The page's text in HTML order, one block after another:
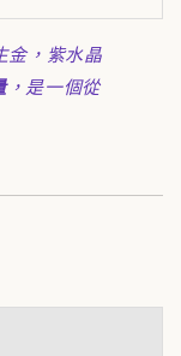
金，紫水晶
，是一個從